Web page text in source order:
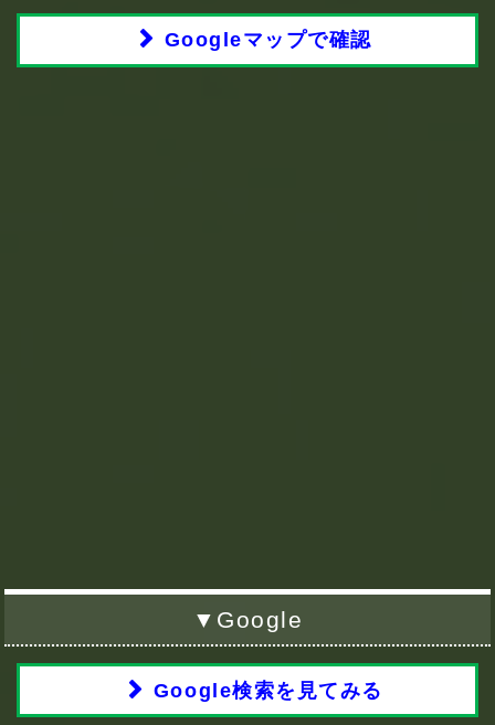
Googleマップで確認
▼Google
Google検索を見てみる